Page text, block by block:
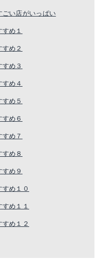
ごい店がいっぱい
め１
め２
め３
め４
め５
め６
め７
め８
め９
め１０
め１１
め１２